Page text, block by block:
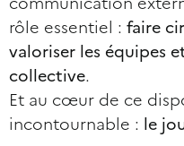
rôle essentiel : faire
valoriser les équipes
collective.
Et au cœur de ce
incontournable : le